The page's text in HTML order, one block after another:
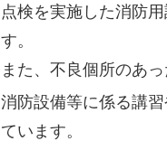
点検を実施した消防
す。
また、不良個所のあ
消防設備等に係る講
ています。